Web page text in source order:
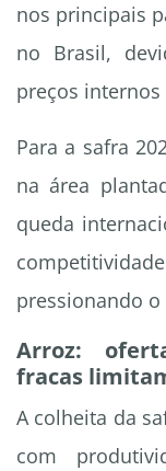
nos principais
no Brasil,
preços
Para a safra
na área
queda
pressionando
Arroz:
fracas
A colheita da
com